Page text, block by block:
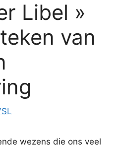
Libel »
van
wezens die ons veel